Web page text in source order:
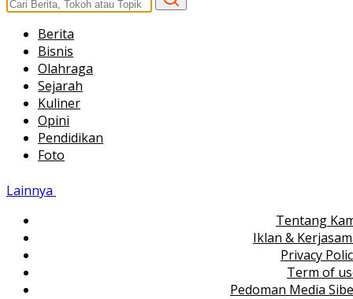
Berita
Bisnis
Olahraga
Sejarah
Kuliner
Opini
Pendidikan
Foto
Lainnya
Tentang
Iklan &
Privacy
Term of
Pedoman Media